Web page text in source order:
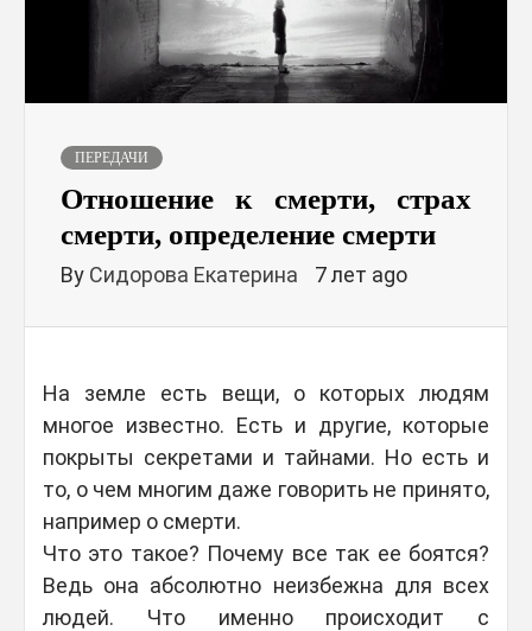
ПЕРЕДАЧИ
Отношение к смерти, страх
смерти, определение смерти
By Сидорова Екатерина 7 лет ago
На земле есть вещи, о которых людям
многое известно. Есть и другие, которые
покрыты секретами и тайнами. Но есть и
то, о чем многим даже говорить не принято,
например о смерти.
Что это такое? Почему все так ее боятся?
Ведь она абсолютно неизбежна для всех
людей. Что именно происходит с